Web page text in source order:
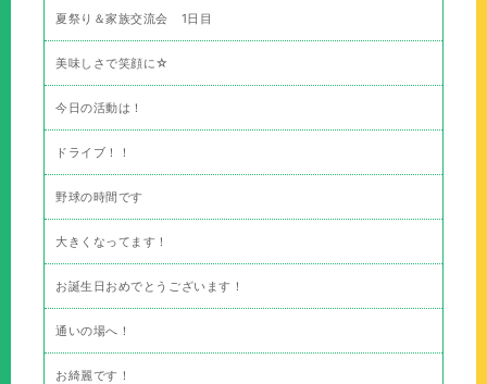
夏祭り＆家族交流会 1日目
美味しさで笑顔に☆
今日の活動は！
ドライブ！！
野球の時間です
大きくなってます！
お誕生日おめでとうございます！
通いの場へ！
お綺麗です！